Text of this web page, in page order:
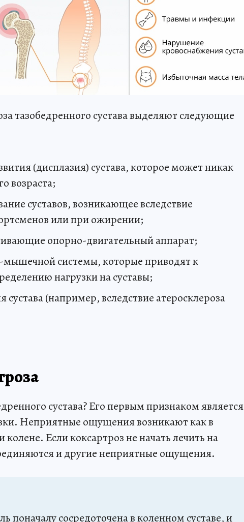
тазобедренного сустава выделяют следующие
(дисплазия) сустава, которое может никак
возраста;
суставов, возникающее вследствие
или при ожирении;
опорно-двигательный аппарат;
мышечной системы, которые приводят к
нагрузки на суставы;
(например, вследствие атеросклероза
сустава? Его первым признаком является
Неприятные ощущения возникают как в
колене. Если коксартроз не начать лечить на
и другие неприятные ощущения.
поначалу сосредоточена в коленном суставе, и